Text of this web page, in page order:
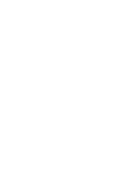
i undersökningen?